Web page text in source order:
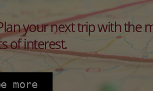
your next trip with the
of interest.
more